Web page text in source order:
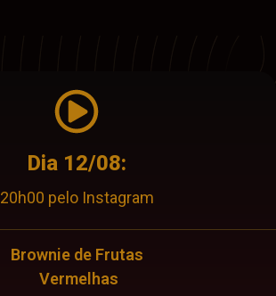
Dia 12/08:
20h00 pelo Instagram
Brownie de Frutas
Vermelhas